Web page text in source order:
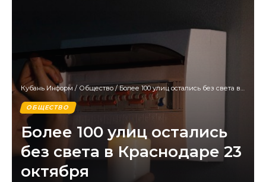
Кубань Информ / Общество / Более 100 улиц остались без света в Краснодаре 23 октября
ОБЩЕСТВО
Более 100 улиц остались
без света в Краснодаре 23
октября